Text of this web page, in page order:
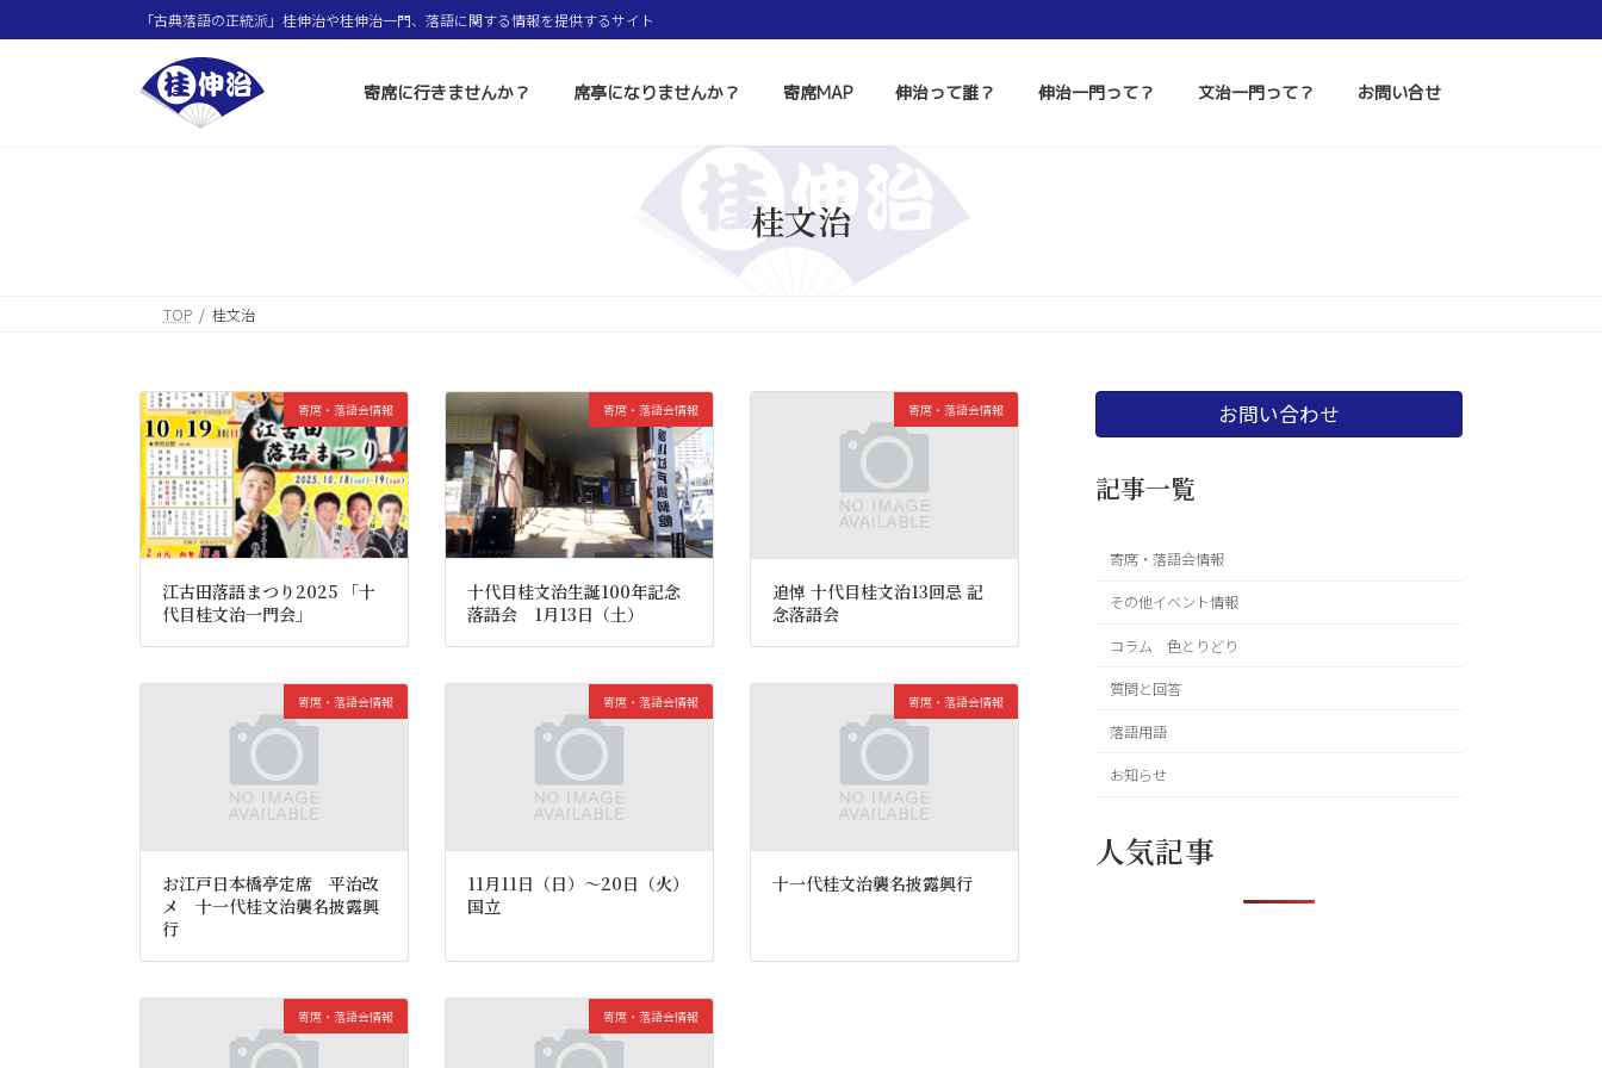
ン
ビ
「古典落語の正統派」桂伸治や桂伸治一門、落語に関する情報を提供するサイト
寄席に行きませんか？ 席亭になりませんか？ 寄席MAP 伸治って誰？ 伸治一門って？ 文治一門って？ お問い合せ
桂文治
TOP 桂文治
寄席・落語会情報
江古田落語まつり2025 「十
代目桂文治一門会」
寄席・落語会情報
十代目桂文治生誕100年記念
落語会 1月13日（土）
寄席・落語会情報
追悼 十代目桂文治13回忌 記
念落語会
寄席・落語会情報
お江戸日本橋亭定席 平治改
メ 十一代桂文治襲名披露興
行
寄席・落語会情報
11月11日（日）〜20日（火）
国立
寄席・落語会情報
十一代桂文治襲名披露興行
寄席・落語会情報 寄席・落語会情報
お問い合わせ
記事一覧
寄席・落語会情報
その他イベント情報
コラム 色とりどり
質問と回答
落語用語
お知らせ
人気記事